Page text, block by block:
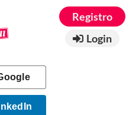
Registro
Login